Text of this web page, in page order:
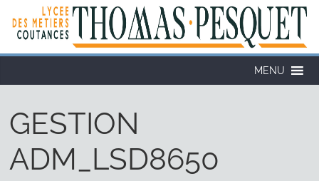
MENU
GESTION
ADM_LSD8650